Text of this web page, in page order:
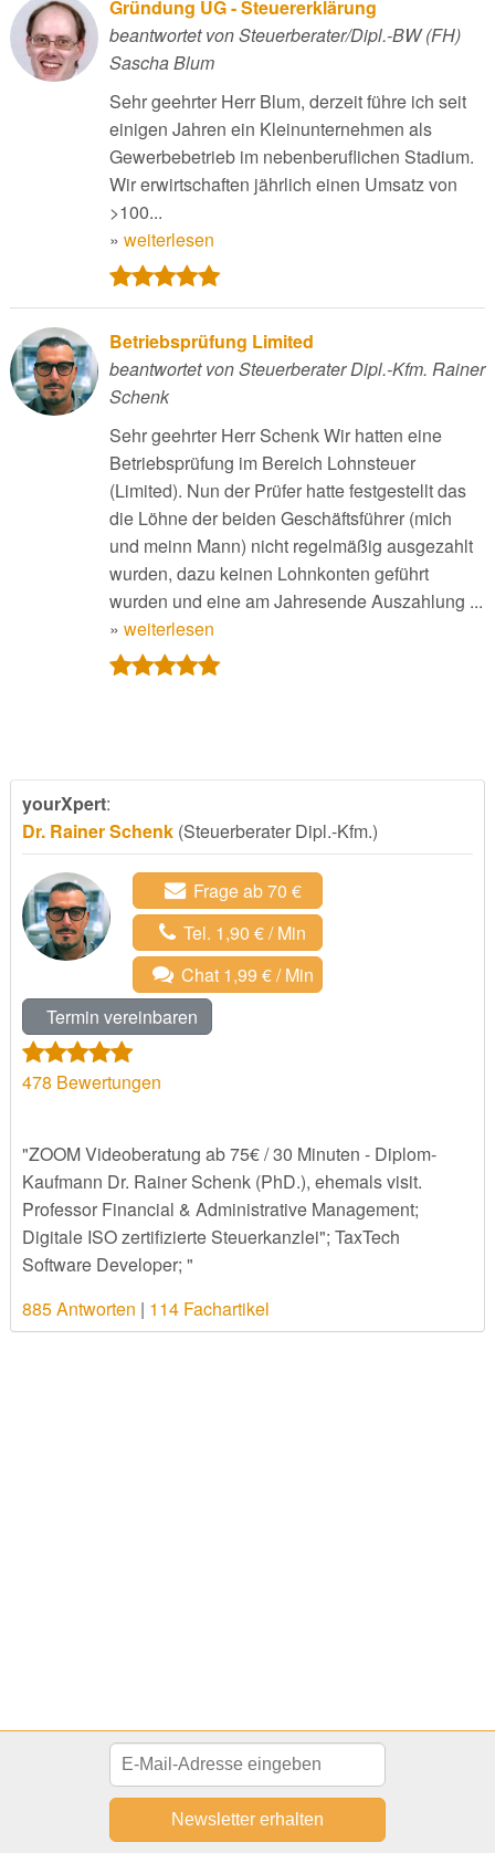
yourXpert:
Dr. Rainer Schenk(Steuerberater Dipl.-Kfm.)
Frage ab 70 €
Tel. 1,90 € / Min
Chat 1,99 € / Min
Termin vereinbaren
478 Bewertungen
"ZOOM Videoberatung ab 75€ / 30 Minuten - Diplom-
Kaufmann Dr. Rainer Schenk (PhD.), ehemals visit.
Professor Financial & Administrative Management;
Digitale ISO zertifizierte Steuerkanzlei"; TaxTech
Software Developer; "
885 Antworten | 114 Fachartikel
Gründung UG - Steuererklärung
beantwortet von Steuerberater/Dipl.-BW (FH)
Sascha Blum
Sehr geehrter Herr Blum, derzeit führe ich seit
einigen Jahren ein Kleinunternehmen als
Gewerbebetrieb im nebenberuflichen Stadium.
Wir erwirtschaften jährlich einen Umsatz von
>100...
» weiterlesen
Betriebsprüfung Limited
beantwortet von Steuerberater Dipl.-Kfm. Rainer
Schenk
Sehr geehrter Herr Schenk Wir hatten eine
Betriebsprüfung im Bereich Lohnsteuer
(Limited). Nun der Prüfer hatte festgestellt das
die Löhne der beiden Geschäftsführer (mich
und meinn Mann) nicht regelmäßig ausgezahlt
wurden, dazu keinen Lohnkonten geführt
wurden und eine am Jahresende Auszahlung ...
» weiterlesen